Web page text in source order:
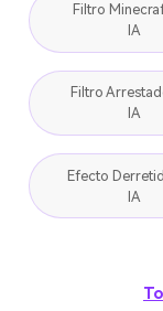
Filtro
IA
Filtro
IA
Efecto
IA